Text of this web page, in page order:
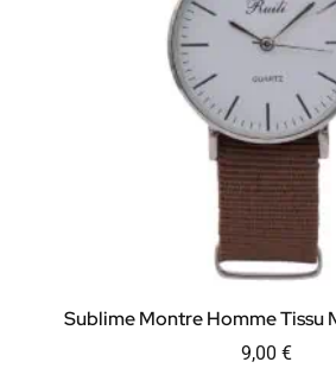
Sublime Montre Homme Tissu
9,00 €